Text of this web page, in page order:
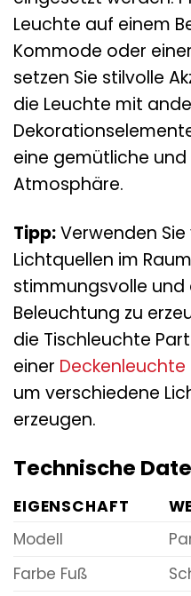
Leuchte auf einem
Kommode oder
setzen Sie stilvolle
die Leuchte mit
eine gemütliche
Atmosphäre.
Tipp:Verwenden
Lichtquellen im
stimmungsvolle
Beleuchtung zu
die Tischleuchte
einer Deckenleuchte
um verschiedene
erzeugen.
Technische
EIGENSCHAFT
Modell
Farbe Fuß